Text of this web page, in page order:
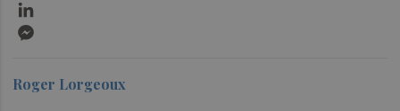
Roger Lorgeoux